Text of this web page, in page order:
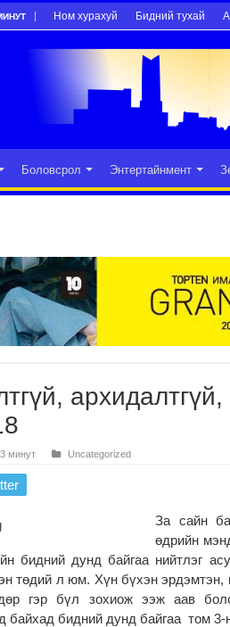
Ном хурахуй Бидний тухай
Боловсрол Энтертайнмент
архидалтгүй,
минут Uncategorized
За сайн
өдрийн
бидний дунд байгаа нийтлэг
төдий л юм. Хүн бүхэн
гэр бүл зохиож ээж аав
байхад бидний дунд байгаа том 3-